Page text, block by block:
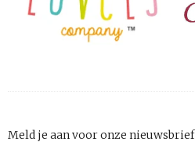
Meld je aan voor onze nieuwsbrief